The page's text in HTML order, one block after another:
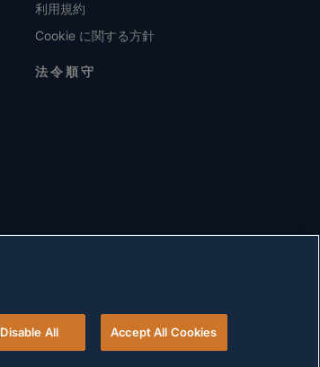
利用規約
Cookie に関する方針
法令順守
© 2026 Versigent. All rights reserved
Disable All Accept All Cookies